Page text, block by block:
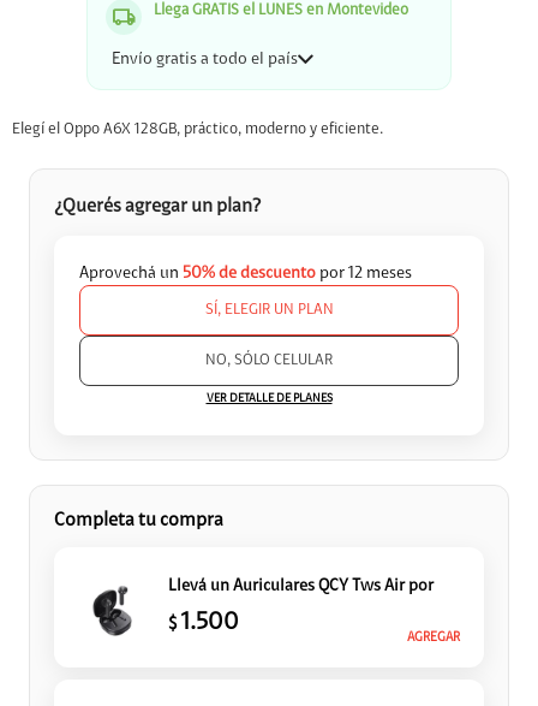
Llega GRATIS el LUNES en Montevideo
Envío gratis a todo el país
Elegí el Oppo A6X 128GB, práctico, moderno y eficiente.
¿Querés agregar un plan?
Aprovechá un 50% de descuento por 12 meses
SÍ, ELEGIR UN PLAN
NO, SÓLO CELULAR
 
VER DETALLE DE PLANES
Completa tu compra
AGREGAR
Llevá un Auriculares QCY Tws Air por
$ 1.500